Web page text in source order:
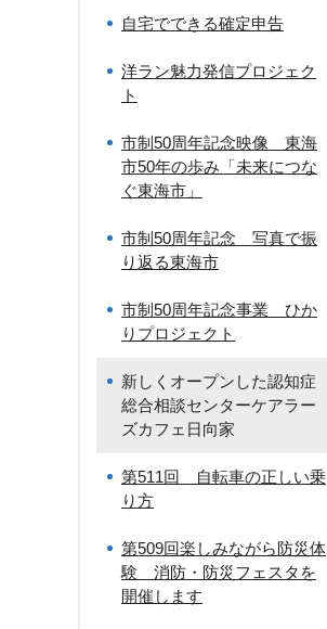
自宅でできる確定申告
洋ラン魅力発信プロジェク
ト
市制50周年記念映像 東海
市50年の歩み「未来につな
ぐ東海市」
市制50周年記念 写真で振
り返る東海市
市制50周年記念事業 ひか
りプロジェクト
新しくオープンした認知症
総合相談センターケアラー
ズカフェ日向家
第511回 自転車の正しい乗
り方
第509回楽しみながら防災体
験 消防・防災フェスタを
開催します